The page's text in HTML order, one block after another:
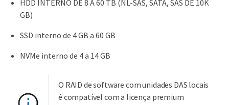
HDD INTERNO DE 8 A 60 TB (NL-SAS, SATA, SAS DE 10K
GB)
SSD interno de 4 GB a 60 GB
NVMe interno de 4 a 14 GB
O RAID de software com unidades DAS locais
é compatível com a licença premium